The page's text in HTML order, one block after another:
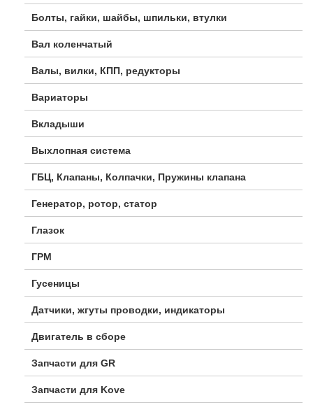
Болты, гайки, шайбы, шпильки, втулки
Вал коленчатый
Валы, вилки, КПП, редукторы
Вариаторы
Вкладыши
Выхлопная система
ГБЦ, Клапаны, Колпачки, Пружины клапана
Генератор, ротор, статор
Глазок
ГРМ
Гусеницы
Датчики, жгуты проводки, индикаторы
Двигатель в сборе
Запчасти для GR
Запчасти для Kove